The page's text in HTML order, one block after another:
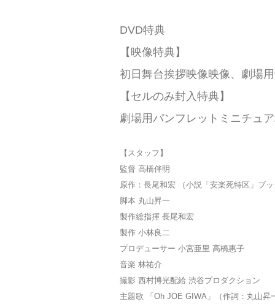
DVD特典
【映像特典】
初日舞台挨拶映像映像、劇場
【セルのみ封入特典】
劇場用パンフレットミニチュ
【スタッフ】
監督 高橋伴明
原作：長尾和宏 （小説「安楽死特区」ブ
脚本 丸山昇一
製作総指揮 長尾和宏
製作 小林良二
プロデューサー 小宮亜里 高橋惠子
音楽 林祐介
撮影 西村博光配給 渋谷プロダクション
主題歌 「Oh JOE GIWA」（作詞：丸山昇